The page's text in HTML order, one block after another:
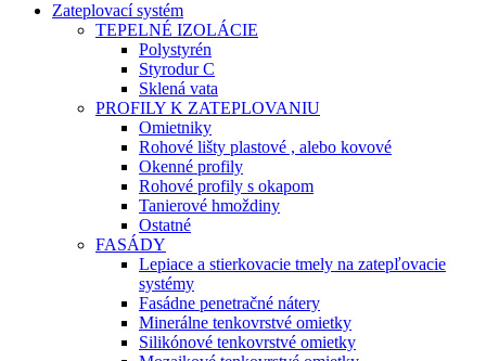
Zateplovací systém
TEPELNÉ IZOLÁCIE
Polystyrén
Styrodur C
Sklená vata
PROFILY K ZATEPLOVANIU
Omietniky
Rohové lišty plastové , alebo kovové
Okenné profily
Rohové profily s okapom
Tanierové hmoždiny
Ostatné
FASÁDY
Lepiace a stierkovacie tmely na zatepľovacie
systémy
Fasádne penetračné nátery
Minerálne tenkovrstvé omietky
Silikónové tenkovrstvé omietky